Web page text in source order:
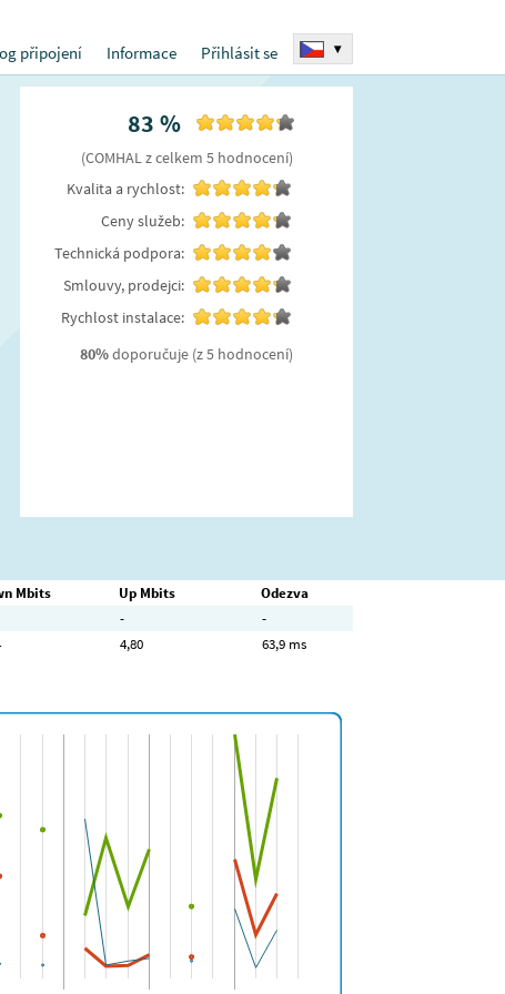
připojení Informace Přihlásit se ▾
83 %
(COMHALz celkem 5hodnocení)
Kvalita a rychlost:
Ceny služeb:
Technická podpora:
Smlouvy, prodejci:
Rychlost instalace:
80%doporučuje (z 5 hodnocení)
Mbits Up Mbits
Odezva
-
-
4,80 63,9 ms